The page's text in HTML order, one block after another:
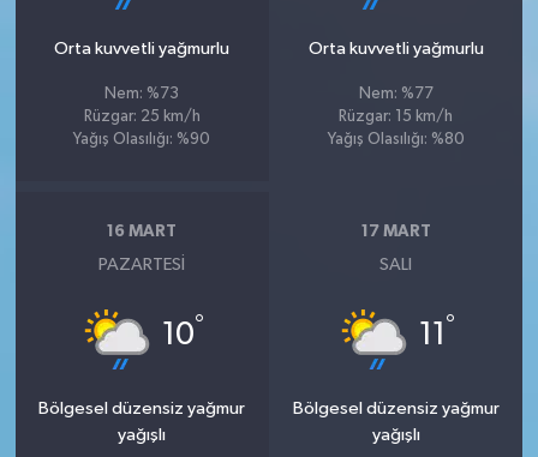
Orta kuvvetli yağmurlu
Nem: %73
Rüzgar: 25 km/h
Yağış Olasılığı: %90
Orta kuvvetli yağmurlu
Nem: %77
Rüzgar: 15 km/h
Yağış Olasılığı: %80
16 MART
PAZARTESI
10°
Bölgesel düzensiz yağmur
yağışlı
17 MART
SALI
11 °
Bölgesel düzensiz yağmur
yağışlı